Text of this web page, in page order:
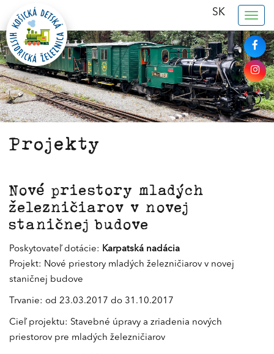
SK
Projekty
Nové priestory mladých
železničiarov v novej
staničnej budove
Poskytovateľ dotácie: Karpatská nadácia
Projekt: Nové priestory mladých železničiarov v novej
staničnej budove
Trvanie: od 23.03.2017 do 31.10.2017
Cieľ projektu: Stavebné úpravy a zriadenia nových
priestorov pre mladých železničiarov